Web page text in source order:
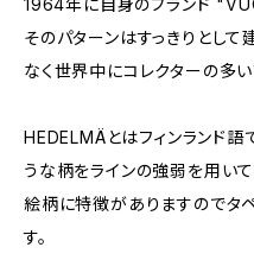
1964年に自身のブランド
そのパターンはすっきりとして
なく世界中にコレクターの多い
HEDELMÄとはフィンランド語
うな柄をラインの強弱を用いて
絵柄に特徴がありますのでタ
す。